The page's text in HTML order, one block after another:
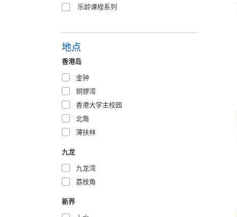
乐龄课程系列
地点
香港岛
金钟
铜锣湾
香港大学主校园
北角
薄扶林
九龙
九龙湾
荔枝角
新界